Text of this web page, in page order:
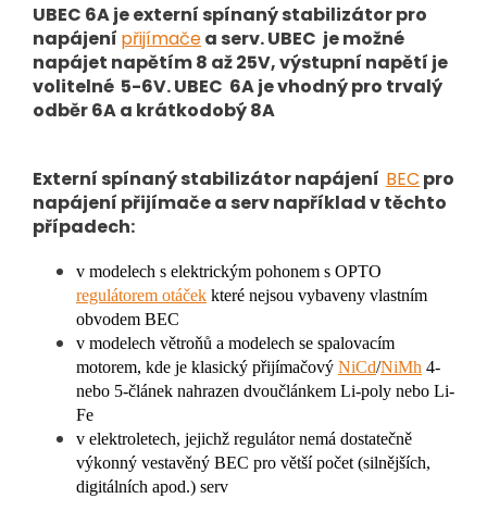
UBEC 6A je externí spínaný stabilizátor pro
napájení přijímačea serv. UBEC je možné
napájet napětím 8 až 25V, výstupní napětí je
volitelné 5-6V. UBEC 6A je vhodný pro trvalý
odběr 6A a krátkodobý 8A
Externí spínaný stabilizátor napájení BEC pro
napájení přijímače a serv například v těchto
případech:
v modelech s elektrickým pohonem s OPTO
regulátorem otáček které nejsou vybaveny vlastním
obvodem BEC
v modelech větroňů a modelech se spalovacím
motorem, kde je klasický přijímačový NiCd/NiMh 4-
nebo 5-článek nahrazen dvoučlánkem Li-poly nebo Li-
Fe
v elektroletech, jejichž regulátor nemá dostatečně
výkonný vestavěný BEC pro větší počet (silnějších,
digitálních apod.) serv